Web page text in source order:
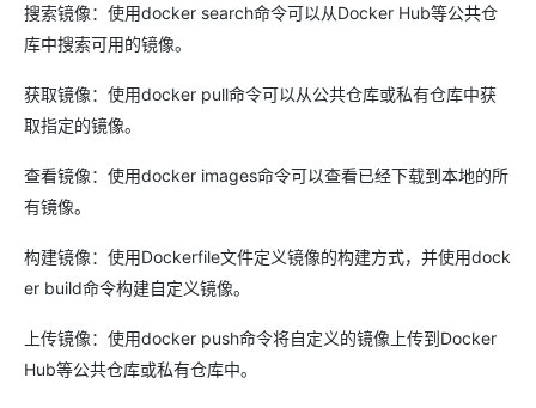
搜索镜像：使用docker search命令可以从Docker Hub等公共仓
库中搜索可用的镜像。
获取镜像：使用docker pull命令可以从公共仓库或私有仓库中获
取指定的镜像。
查看镜像：使用docker images命令可以查看已经下载到本地的所
有镜像。
构建镜像：使用Dockerfile文件定义镜像的构建方式，并使用dock
er build命令构建自定义镜像。
上传镜像：使用docker push命令将自定义的镜像上传到Docker
Hub等公共仓库或私有仓库中。